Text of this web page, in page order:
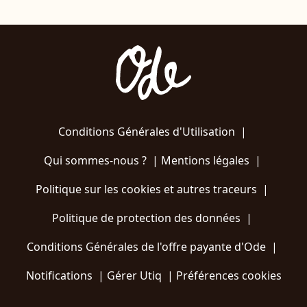
Conditions Générales d'Utilisation |
Qui sommes-nous ?| Mentions légales |
Politique sur les cookies et autres traceurs |
Politique de protection des données |
Conditions Générales de l'offre payante d'Ode |
Notifications | Gérer Utiq | Préférences cookies